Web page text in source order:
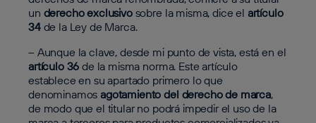
un derecho exclusivosobre la misma, dice el artículo
34de la Ley de Marca.
– Aunque la clave, desde mi punto de vista, está en el
artículo 36 de la misma norma. Este artículo
establece en su apartado primero lo que
denominamos agotamiento del derecho de marca,
de modo que el titular no podrá impedir el uso de la